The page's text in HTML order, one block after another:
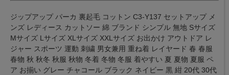
ジップアップ パーカ 裏起毛 コットン C3-Y137 セットアップ メ
ンズ レディース カットソー 綿 ブランド シンプル 無地 Sサイズ
Mサイズ Lサイズ XLサイズ XXLサイズ お出かけ アウトドア レ
ジャー スポーツ 運動 刺繍 男女兼用 重ね着 レイヤード 春 春服
春物 秋 秋冬 秋服 秋物 冬着 冬物 冬服 着やすい 夏 夏物 夏服 ペ
ア お揃い グレー チャコール ブラック ネイビー 黒 紺 20代 30代